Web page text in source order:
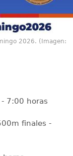
2026. (Imagen:
7:00 horas
finales -